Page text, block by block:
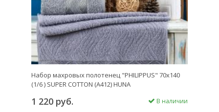
Набор махровых полотенец "PHILIPPUS" 70х140
(1/6 ) SUPER COTTON (A412) HUNA
1 220 руб. В наличии